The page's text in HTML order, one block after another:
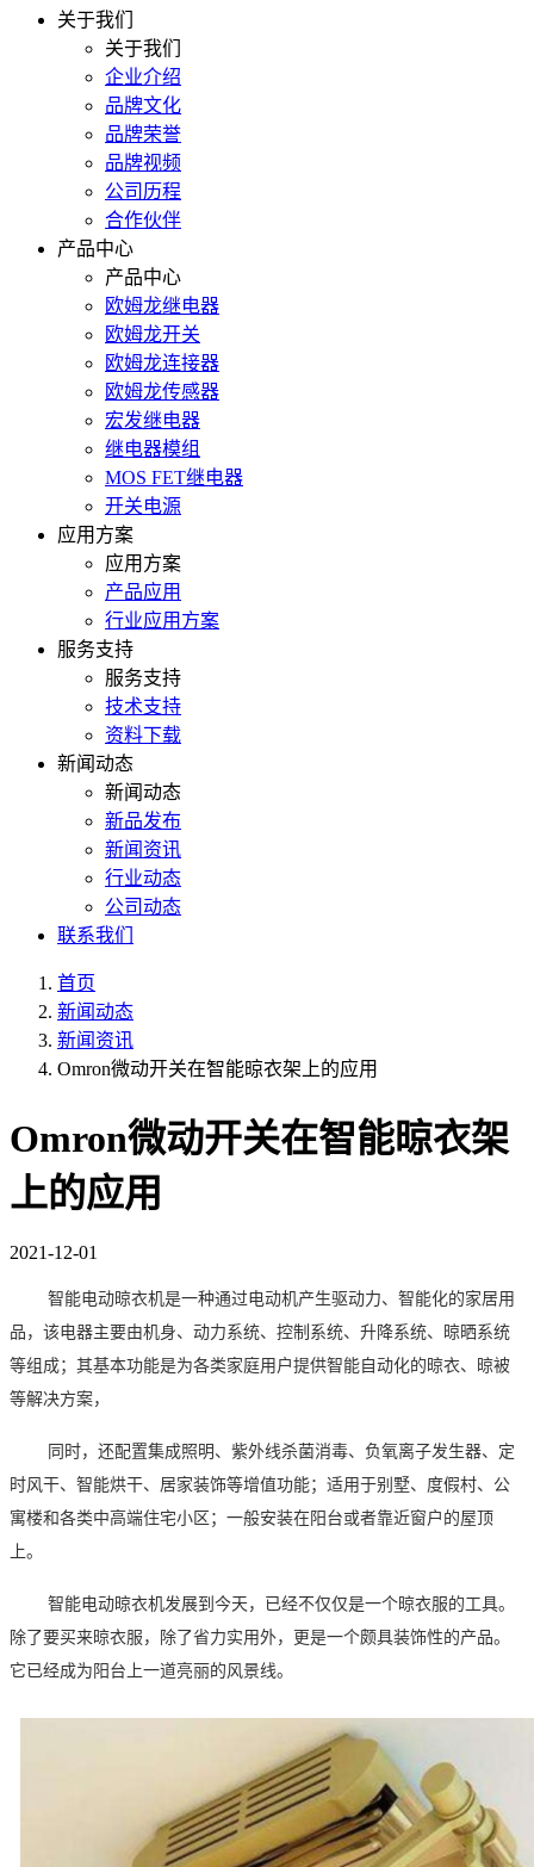
关于我们
关于我们
企业介绍
品牌文化
品牌荣誉
品牌视频
公司历程
合作伙伴
产品中心
产品中心
欧姆龙继电器
欧姆龙开关
欧姆龙连接器
欧姆龙传感器
宏发继电器
继电器模组
MOS FET继电器
开关电源
应用方案
应用方案
产品应用
行业应用方案
服务支持
服务支持
技术支持
资料下载
新闻动态
新闻动态
新品发布
新闻资讯
行业动态
公司动态
联系我们
首页
新闻动态
新闻资讯
Omron微动开关在智能晾衣架上的应用
Omron微动开关在智能晾衣架
上的应用
2021-12-01
智能电动晾衣机是一种通过电动机产生驱动力、智能化的家居用
品，该电器主要由机身、动力系统、控制系统、升降系统、晾晒系统
等组成；其基本功能是为各类家庭用户提供智能自动化的晾衣、晾被
等解决方案，
同时，还配置集成照明、紫外线杀菌消毒、负氧离子发生器、定
时风干、智能烘干、居家装饰等增值功能；适用于别墅、度假村、公
寓楼和各类中高端住宅小区；一般安装在阳台或者靠近窗户的屋顶
上。
智能电动晾衣机发展到今天，已经不仅仅是一个晾衣服的工具。
除了要买来晾衣服，除了省力实用外，更是一个颇具装饰性的产品。
它已经成为阳台上一道亮丽的风景线。